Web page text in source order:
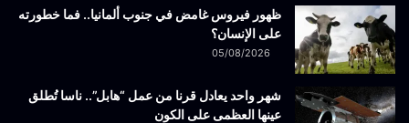
ظهور فيروس غامض في جنوب ألمانيا.. فما خطورته
على الإنسان؟
05/08/2026
شهر واحد يعادل قرنا من عمل “هابل”.. ناسا تُطلق
عينها العظمى على الكون